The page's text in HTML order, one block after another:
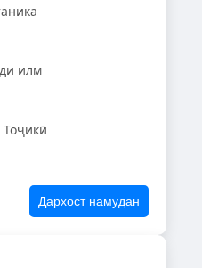
илм
Тоҷикӣ
Дархост намудан